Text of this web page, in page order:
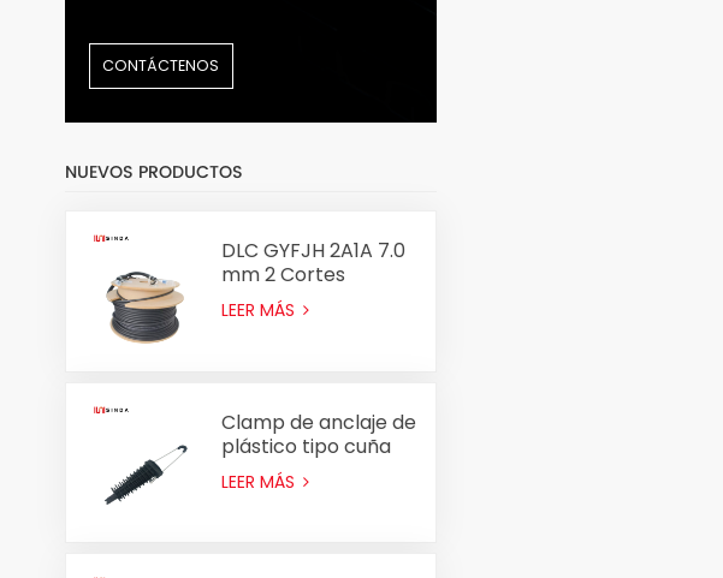
CONTÁCTENOS
NUEVOS PRODUCTOS
DLC GYFJH 2A1A 7.0
mm 2 Cortes
Conjunto de cable
óptico Fiber
LEER MÁS
Clamp de anclaje de
plástico tipo cuña
Clamp PA2000
PA2000 para cable
LEER MÁS